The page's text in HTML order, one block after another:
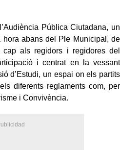
Pública Ciutadana, un
hora abans del Ple Municipal, de
als regidors i regidores del
i centrat en la vessant
d’Estudi, un espai on els partits
diferents reglaments com, per
i Convivència.